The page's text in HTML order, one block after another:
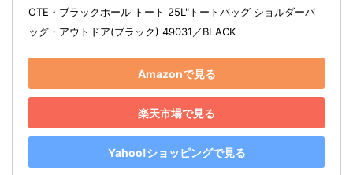
OTE・ブラックホール トート 25L"トートバッグ ショルダーバ
ッグ・アウトドア(ブラック) 49031／BLACK
Amazonで見る
楽天市場で見る
Yahoo!ショッピングで見る